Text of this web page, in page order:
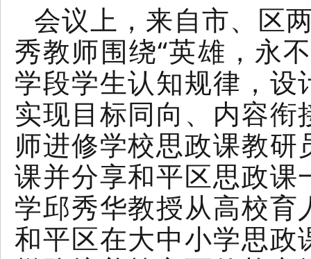
会议上，来自市、区
秀教师围绕“英雄，永
学段学生认知规律，
实现目标同向、内容
师进修学校思政课教
课并分享和平区思政
学邱秀华教授从高校
和平区在大中小学思